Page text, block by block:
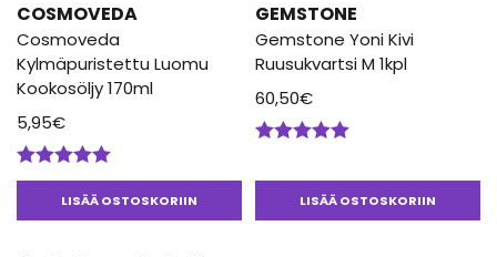
COSMOVEDA
Cosmoveda
Kylmäpuristettu Luomu
Kookosöljy 170ml
5,95€
Arvostelu
tuotteesta:LISÄÄ OSTOSKORIIN
GEMSTONE
Gemstone Yoni Kivi
Ruusukvartsi M 1kpl
60,50€
LISÄÄ OSTOSKORIIN